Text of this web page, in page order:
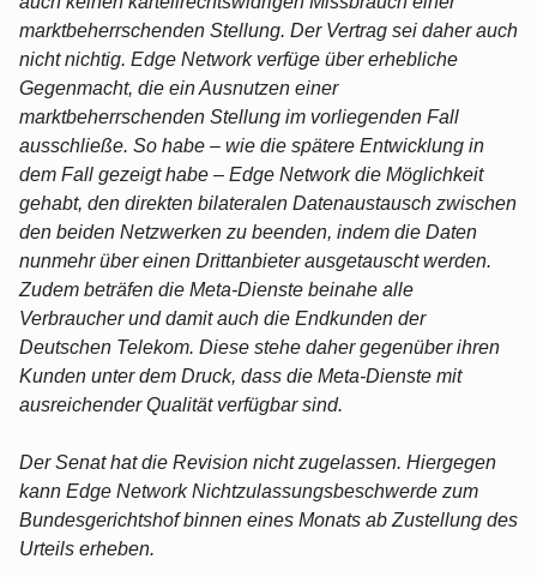
marktbeherrschenden Stellung. Der Vertrag sei daher auch
nicht nichtig. Edge Network verfüge über erhebliche
Gegenmacht, die ein Ausnutzen einer
marktbeherrschenden Stellung im vorliegenden Fall
ausschließe. So habe – wie die spätere Entwicklung in
dem Fall gezeigt habe – Edge Network die Möglichkeit
gehabt, den direkten bilateralen Datenaustausch zwischen
den beiden Netzwerken zu beenden, indem die Daten
nunmehr über einen Drittanbieter ausgetauscht werden.
Zudem beträfen die Meta-Dienste beinahe alle
Verbraucher und damit auch die Endkunden der
Deutschen Telekom. Diese stehe daher gegenüber ihren
Kunden unter dem Druck, dass die Meta-Dienste mit
ausreichender Qualität verfügbar sind.
Der Senat hat die Revision nicht zugelassen. Hiergegen
kann Edge Network Nichtzulassungsbeschwerde zum
Bundesgerichtshof binnen eines Monats ab Zustellung des
Urteils erheben.